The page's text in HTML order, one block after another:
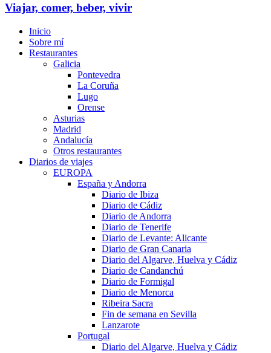
Viajar, comer, beber, vivir
Inicio
Sobre mí
Restaurantes
Galicia
Pontevedra
La Coruña
Lugo
Orense
Asturias
Madrid
Andalucía
Otros restaurantes
Diarios de viajes
EUROPA
España y Andorra
Diario de Ibiza
Diario de Cádiz
Diario de Andorra
Diario de Tenerife
Diario de Levante: Alicante
Diario de Gran Canaria
Diario del Algarve, Huelva y Cádiz
Diario de Candanchú
Diario de Formigal
Diario de Menorca
Ribeira Sacra
Fin de semana en Sevilla
Lanzarote
Portugal
Diario del Algarve, Huelva y Cádiz